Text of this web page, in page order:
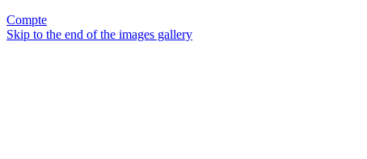
Compte
Skip to the end of the images gallery